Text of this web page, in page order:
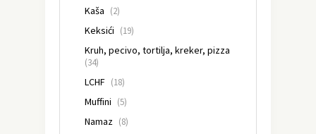
Kaša (2)
Keksići (19)
Kruh, pecivo, tortilja, kreker, pizza
(34)
LCHF (18)
Muffini (5)
Namaz (8)